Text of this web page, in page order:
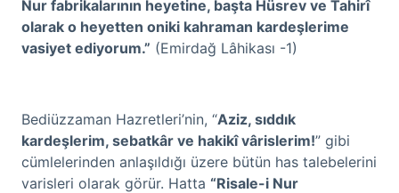
Nur fabrikalarının heyetine, başta Hüsrev ve Tahirî
olarak o heyetten oniki kahraman kardeşlerime
vasiyet ediyorum.” (Emirdağ Lâhikası -1)
Bediüzzaman Hazretleri’nin, “Aziz, sıddık
kardeşlerim, sebatkâr ve hakikî vârislerim!” gibi
cümlelerinden anlaşıldığı üzere bütün has talebelerini
varisleri olarak görür. Hatta “Risale-i Nur